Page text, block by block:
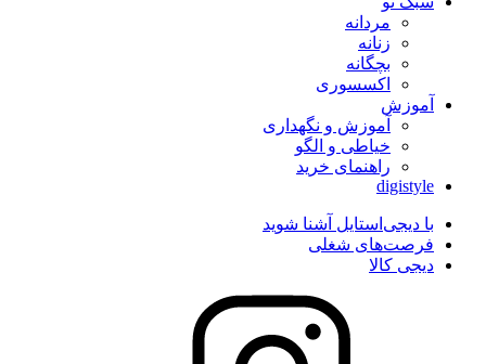
مردانه
زنانه
بچگانه
اکسسوری
آموزش
آموزش و نگهداری
خیاطی و الگو
راهنمای خرید
digistyle
با دیجی‌استایل آشنا شوید
فرصت‌های شغلی
دیجی کالا